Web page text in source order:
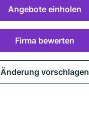
Angebote einholen
Firma bewerten
Änderung vorschlagen